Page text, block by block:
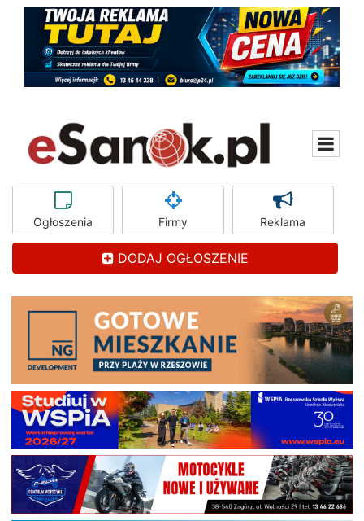
Ogłoszenia Firmy Reklama
DODAJ OGŁOSZENIE